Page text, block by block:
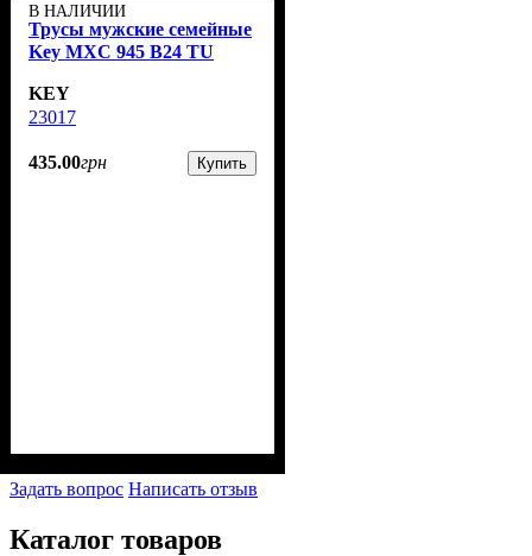
В НАЛИЧИИ
Трусы мужские семейные
Key MXC 945 В24 TU
KEY
23017
435.00грн Купить
Задать вопрос Написать отзыв
Каталог товаров